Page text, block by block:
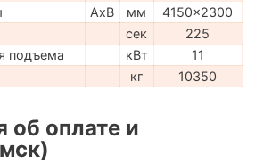
AxB мм
4150x2300
сек
225
подъема
кВт
11
кг 10350
оплате и